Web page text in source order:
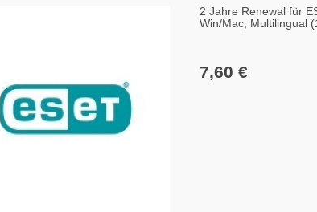
2 Jahre Renewal für
Win/Mac, Multilingual
7,60 €